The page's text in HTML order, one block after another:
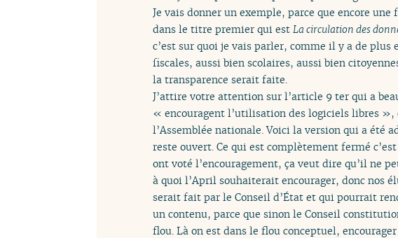
Je vais donner un exemple, parce que encore
dans le titre premier qui est La circulation des
c’est sur quoi je vais parler, comme il y a de
fiscales, aussi bien scolaires, aussi bien
la transparence serait faite.
J’attire votre attention sur l’article 9 ter qui a
« encouragent l’utilisation des logiciels libres »,
l’Assemblée nationale. Voici la version qui a été
reste ouvert. Ce qui est complètement fermé
ont voté l’encouragement, ça veut dire qu’il ne
à quoi l’April souhaiterait encourager, donc nos
serait fait par le Conseil d’État et qui pourrait
un contenu, parce que sinon le Conseil
flou. Là on est dans le flou conceptuel,